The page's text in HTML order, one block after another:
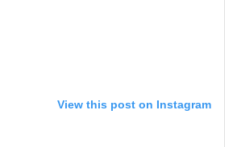
View this post on Instagram